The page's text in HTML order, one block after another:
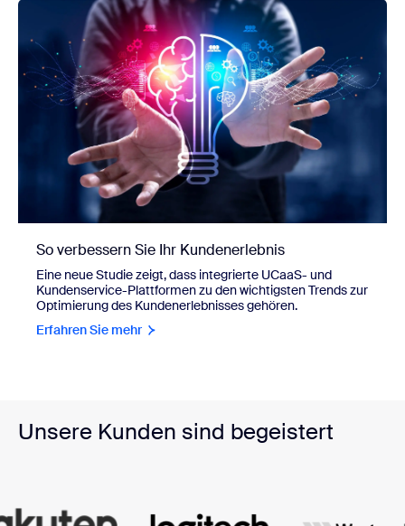
So verbessern Sie Ihr Kundenerlebnis
Eine neue Studie zeigt, dass integrierte UCaaS- und
Kundenservice-Plattformen zu den wichtigsten Trends zur
Optimierung des Kundenerlebnisses gehören.
Erfahren Sie mehr
Unsere Kunden sind begeistert